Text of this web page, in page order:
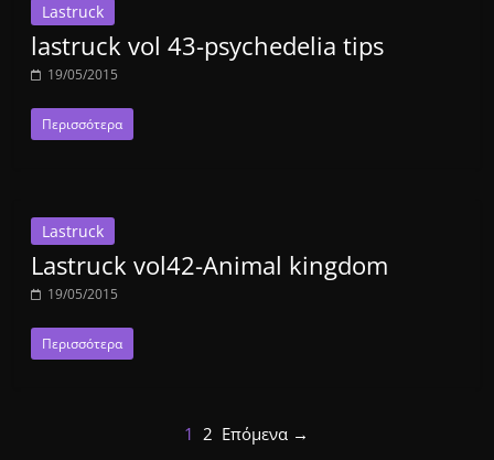
Lastruck
lastruck vol 43-psychedelia tips
19/05/2015
Περισσότερα
Lastruck
Lastruck vol42-Animal kingdom
19/05/2015
Περισσότερα
1 2 Επόμενα →